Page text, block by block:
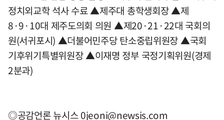
정치외교학 석사 수료 ▲제주대 총학생회장 ▲제
8·9·10대 제주도의회 의원 ▲제20·21·22대 국회의
원(서귀포시) ▲더불어민주당 탄소중립위원장 ▲국회
기후위기특별위원장 ▲이재명 정부 국정기획위원(경제
2분과)
◎공감언론 뉴시스0jeoni@newsis.com